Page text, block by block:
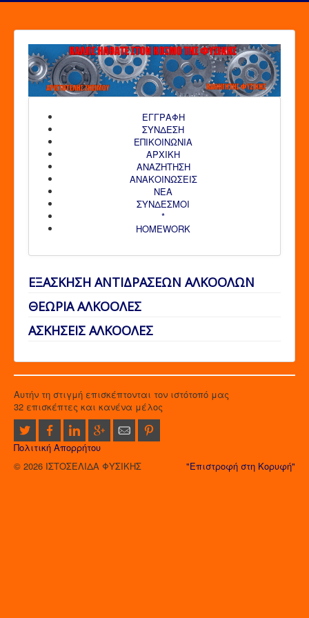
ΕΓΓΡΑΦΗ
ΣΥΝΔΕΣΗ
ΕΠΙΚΟΙΝΩΝΙΑ
ΑΡΧΙΚΗ
AΝΑΖΗΤΗΣΗ
ΑΝΑΚΟΙΝΩΣΕΙΣ
ΝΕΑ
ΣΥΝΔΕΣΜΟΙ
*
HOMEWORK
ΕΞΑΣΚΗΣΗ ΑΝΤΙΔΡΑΣΕΩΝ ΑΛΚΟΟΛΩΝ
ΘΕΩΡΙΑ ΑΛΚΟΟΛΕΣ
ΑΣΚΗΣΕΙΣ ΑΛΚΟΟΛΕΣ
Αυτήν τη στιγμή επισκέπτονται τον ιστότοπό μας
32 επισκέπτες και κανένα μέλος
Πολιτική Απορρήτου
"Επιστροφή στη Κορυφή"
© 2026 ΙΣΤΟΣΕΛΙΔΑ ΦΥΣΙΚΗΣ